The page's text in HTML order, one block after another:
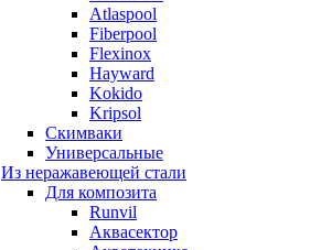
Atlaspool
Fiberpool
Flexinox
Hayward
Kokido
Kripsol
Скимваки
Универсальные
Из неражавеющей стали
Для композита
Runvil
Аквасектор